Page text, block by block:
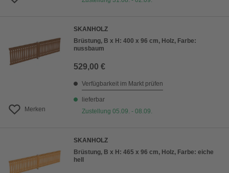
Merken
SKANHOLZ
Brüstung, B x H: 400 x 96 cm, Holz, Farbe:
nussbaum
529,00 €
Verfügbarkeit im Markt prüfen
lieferbar
Zustellung 05.09. - 08.09.
SKANHOLZ
Brüstung, B x H: 465 x 96 cm, Holz, Farbe: eiche
hell